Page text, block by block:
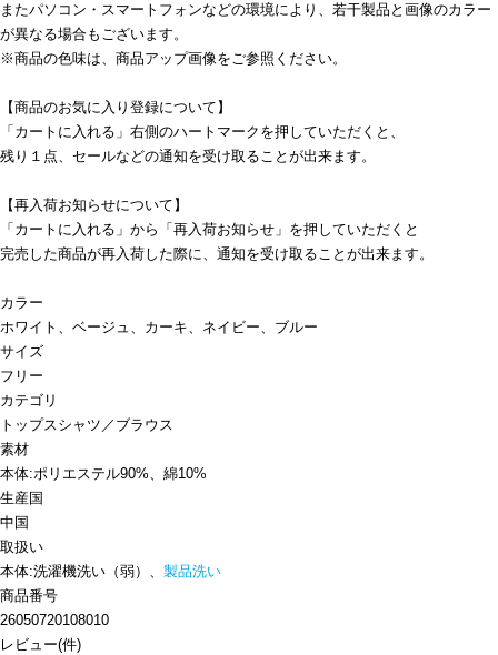
またパソコン・スマートフォンなどの環境により、若干製品と画像のカラー
が異なる場合もございます。
※商品の色味は、商品アップ画像をご参照ください。
【商品のお気に入り登録について】
「カートに入れる」右側のハートマークを押していただくと、
残り１点、セールなどの通知を受け取ることが出来ます。
【再入荷お知らせについて】
「カートに入れる」から「再入荷お知らせ」を押していただくと
完売した商品が再入荷した際に、通知を受け取ることが出来ます。
カラー
ホワイト、ベージュ、カーキ、ネイビー、ブルー
サイズ
フリー
カテゴリ
トップスシャツ／ブラウス
素材
本体:ポリエステル90%、綿10%
生産国
中国
取扱い
本体:洗濯機洗い（弱）、 製品洗い
商品番号
26050720108010
レビュー(件)